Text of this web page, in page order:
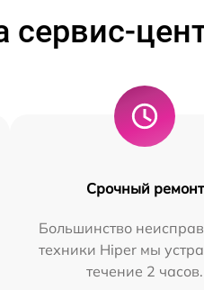
Срочный ремонт
Большинство
техники Hiper мы
течение 2 часов.